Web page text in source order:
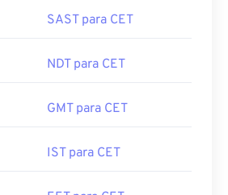
SAST para CET
NDT para CET
GMT para CET
IST para CET